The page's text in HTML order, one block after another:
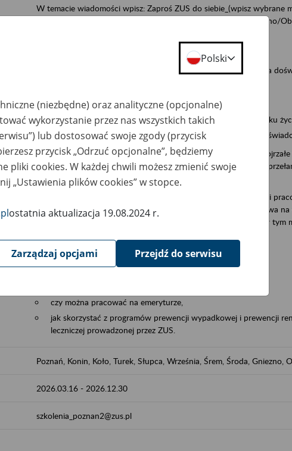
W temacie wiadomości wpisz: Zaproś ZUS do siebie_(wpisz wybrane
Poznań/Konin/Koło/Turek/Słupca/Września/Śrem/Środa/Gniezno/
Aktywni 50+ to inicjatywa, która pokazuje, że wiek jest atutem, a
Program ten to:
promocja aktywności zawodowej osób po pięćdziesiątym roku
zachęcanie do świadomego planowania kariery i przyszłych
ZUS przez działania informacyjne i edukacyjne wspiera osoby
kontynuowaniu aktywności zawodowej, dbaniu o zdrowie oraz
związanych z wiekiem.
Aktywni 50+ to współpraca ZUS z organizacjami pracodawców i
edukowania nt. systemu emerytalnego w Polsce – tego co wpływa
działań z obszaru prewencji wypadkowej i prewencji rentowej w tym
W ramach inicjatywy Aktywni 50+, ZUS edukuje:
czy można pracować na emeryturze,
jak skorzystać z programów prewencji wypadkowej i prewencji
leczniczej prowadzonej przez ZUS.
Poznań, Konin, Koło, Turek, Słupca, Września, Śrem, Środa, Gniezno,
2026.03.16 - 2026.12.30
szkolenia_poznan2@zus.pl
Polski
(niezbędne) oraz analityczne (opcjonalne)
wykorzystanie przez nas wszystkich takich
lub dostosować swoje zgody (przycisk
przycisk „Odrzuć opcjonalne”, będziemy
pliki cookies. W każdej chwili możesz zmienić swoje
„Ustawienia plików cookies” w stopce.
ostatnia aktualizacja 19.08.2024 r.
Zarządzaj opcjami Przejdź do serwisu